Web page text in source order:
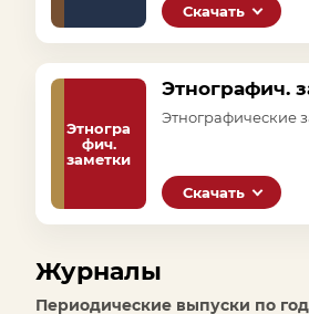
Скачать
Этногра
фич.
заметки
Этнографич.
Этнографические
Скачать
Журналы
Периодические выпуски по